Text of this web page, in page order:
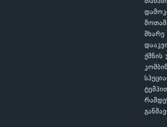
მხარე